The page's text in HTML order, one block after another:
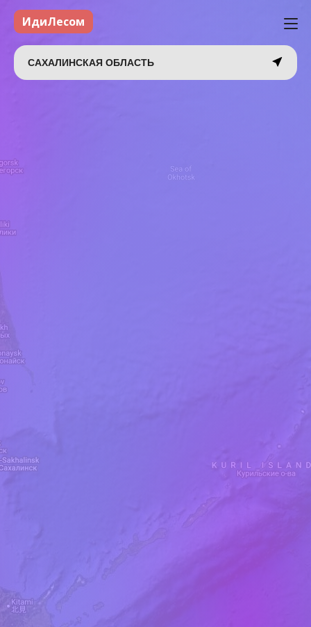
ИдиЛесом
САХАЛИНСКАЯ ОБЛАСТЬ